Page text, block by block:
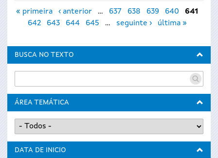
Páxinas
« primeira ‹ anterior … 637 638 639 640
641
642
643 644 645 … seguinte › última »
BUSCA NO TEXTO
ÁREA TEMÁTICA
DATA DE INICIO